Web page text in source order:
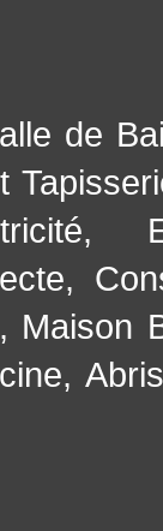
de
,
,
, Maison